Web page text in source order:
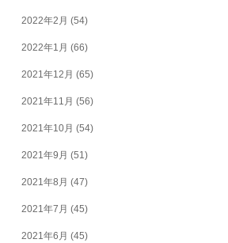
2022年2月 (54)
2022年1月 (66)
2021年12月 (65)
2021年11月 (56)
2021年10月 (54)
2021年9月 (51)
2021年8月 (47)
2021年7月 (45)
2021年6月 (45)